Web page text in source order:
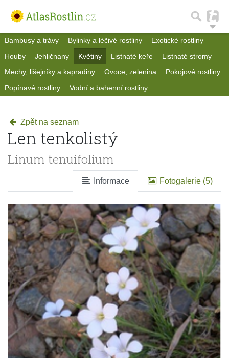
Bambusy a trávy Bylinky a léčivé rostliny
Exotické rostliny
Houby
Jehličnany Květiny Listnaté keře
Listnaté stromy
Mechy, lišejníky a kapradiny
Ovoce, zelenina
Pokojové rostliny
Popínavé rostliny
Vodní a bahenní rostliny
Zpět na seznam
Len tenkolistý
Linum tenuifolium
Informace Fotogalerie (5)